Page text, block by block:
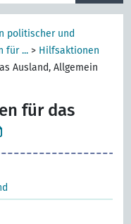
politischer und
für ... > Hilfsaktionen
Ausland, Allgemein
für das